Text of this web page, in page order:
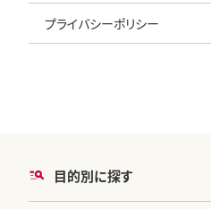
プライバシーポリシー
目的別に探す